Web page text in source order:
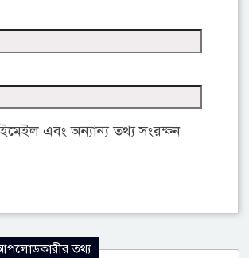
এবং অন্যান্য তথ্য সংরক্ষন
তথ্য